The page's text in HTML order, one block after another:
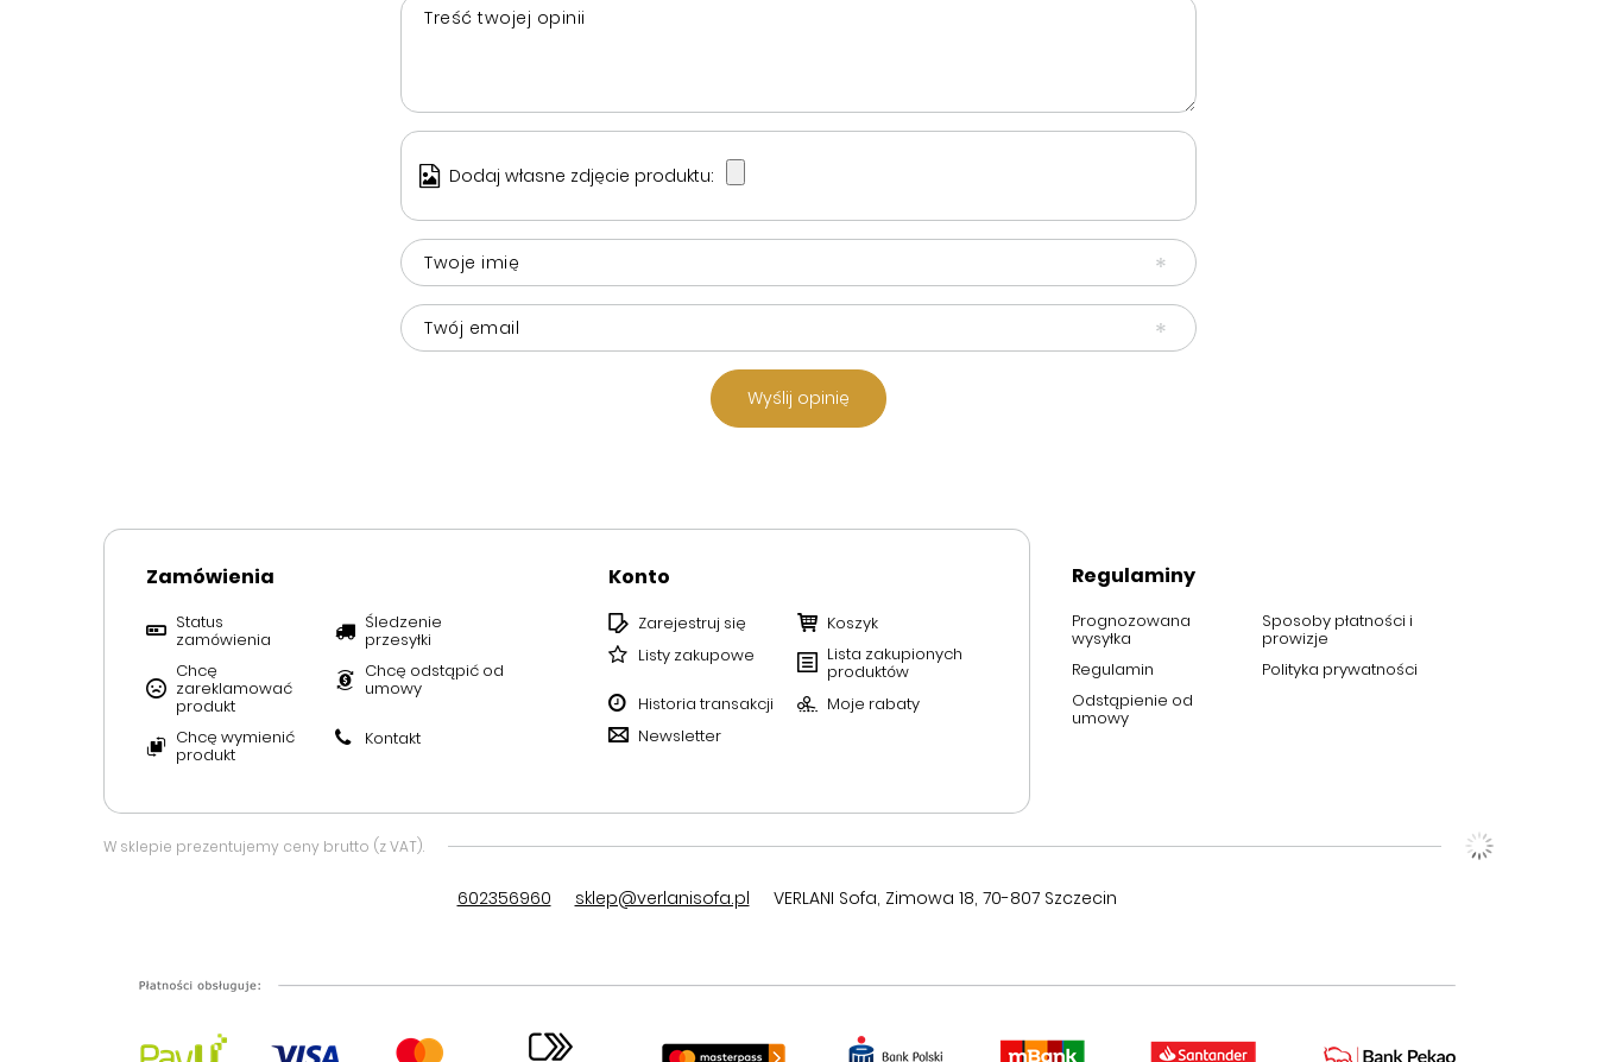
Treść twojej opinii
Dodaj własne zdjęcie produktu:
Twoje imię
Twój email
Wyślij opinię
Zamówienia
Status
zamówienia
Śledzenie
przesyłki
Chcę
zareklamować
produkt
Chcę odstąpić od
umowy
Chcę wymienić
produkt
Kontakt
Konto
Zarejestruj się
Koszyk
Listy zakupowe
Lista zakupionych
produktów
Historia transakcji
Moje rabaty
Newsletter
Regulaminy
Prognozowana
wysyłka
Sposoby płatności i
prowizje
Regulamin
Polityka prywatności
Odstąpienie od
umowy
W sklepie prezentujemy ceny brutto (z VAT).
602356960 sklep@verlanisofa.pl VERLANI Sofa, Zimowa 18, 70-807Szczecin